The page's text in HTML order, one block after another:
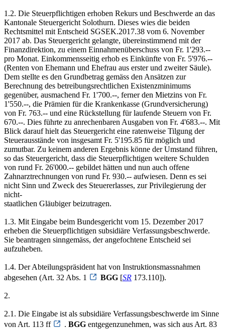
1.2. Die Steuerpflichtigen erhoben Rekurs und Beschwerde an das
Kantonale Steuergericht Solothurn. Dieses wies die beiden
Rechtsmittel mit Entscheid SGSEK.2017.38 vom 6. November
2017 ab. Das Steuergericht gelangte, übereinstimmend mit der
Finanzdirektion, zu einem Einnahmenüberschuss von Fr. 1'293.--
pro Monat. Einkommensseitig erhob es Einkünfte von Fr. 5'976.--
(Renten von Ehemann und Ehefrau aus erster und zweiter Säule).
Dem stellte es den Grundbetrag gemäss den Ansätzen zur
Berechnung des betreibungsrechtlichen Existenzminimums
gegenüber, ausmachend Fr. 1'700.--, ferner den Mietzins von Fr.
1'550.--, die Prämien für die Krankenkasse (Grundversicherung)
von Fr. 763.-- und eine Rückstellung für laufende Steuern von Fr.
670.--. Dies führte zu anrechenbaren Ausgaben von Fr. 4'683.--. Mit
Blick darauf hielt das Steuergericht eine ratenweise Tilgung der
Steuerausstände von insgesamt Fr. 5'195.85 für möglich und
zumutbar. Zu keinem anderen Ergebnis könne der Umstand führen,
so das Steuergericht, dass die Steuerpflichtigen weitere Schulden
von rund Fr. 26'000.-- gebildet hätten und nun auch offene
Zahnarztrechnungen von rund Fr. 930.-- aufwiesen. Denn es sei
nicht Sinn und Zweck des Steuererlasses, zur Privilegierung der
nicht-
staatlichen Gläubiger beizutragen.
1.3. Mit Eingabe beim Bundesgericht vom 15. Dezember 2017
erheben die Steuerpflichtigen subsidiäre Verfassungsbeschwerde.
Sie beantragen sinngemäss, der angefochtene Entscheid sei
aufzuheben.
1.4. Der Abteilungspräsident hat von Instruktionsmassnahmen
abgesehen (Art. 32 Abs. 1
BGG [SR 173.110]).
2.
2.1. Die Eingabe ist als subsidiäre Verfassungsbeschwerde im Sinne
von Art. 113 ff
. BGG entgegenzunehmen, was sich aus Art. 83